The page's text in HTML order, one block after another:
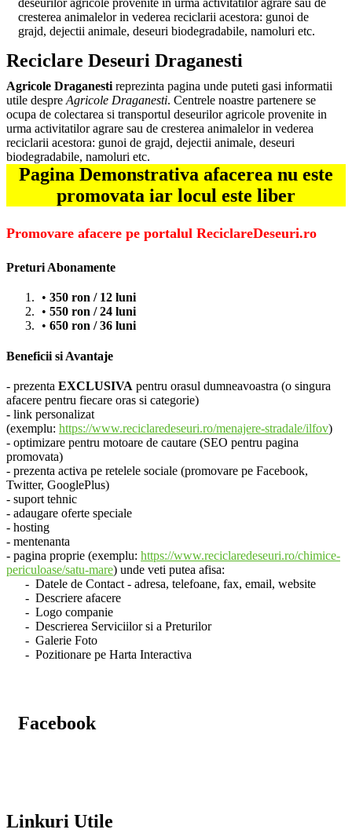
cresterea animalelor in vederea reciclarii acestora: gunoi de
grajd, dejectii animale, deseuri biodegradabile, namoluri etc.
Reciclare Deseuri Draganesti
Agricole Draganesti reprezinta pagina unde puteti gasi informatii
utile despre Agricole Draganesti. Centrele noastre partenere se
ocupa de colectarea si transportul deseurilor agricole provenite in
urma activitatilor agrare sau de cresterea animalelor in vederea
reciclarii acestora: gunoi de grajd, dejectii animale, deseuri
biodegradabile, namoluri etc.
Pagina Demonstrativa afacerea nu este
promovata iar locul este liber
Promovare afacere pe portalul ReciclareDeseuri.ro
Preturi Abonamente
350 ron / 12 luni
550 ron / 24 luni
650 ron / 36 luni
Beneficii si Avantaje
- prezenta EXCLUSIVA pentru orasul dumneavoastra (o singura
afacere pentru fiecare oras si categorie)
- link personalizat
(exemplu: https://www.reciclaredeseuri.ro/menajere-stradale/ilfov)
- optimizare pentru motoare de cautare (SEO pentru pagina
promovata)
- prezenta activa pe retelele sociale (promovare pe Facebook,
Twitter, GooglePlus)
- suport tehnic
- adaugare oferte speciale
- hosting
- mentenanta
- pagina proprie (exemplu: https://www.reciclaredeseuri.ro/chimice-
periculoase/satu-mare) unde veti putea afisa:
- Datele de Contact - adresa, telefoane, fax, email, website
- Descriere afacere
- Logo companie
- Descrierea Serviciilor si a Preturilor
- Galerie Foto
- Pozitionare pe Harta Interactiva
Facebook
Linkuri Utile